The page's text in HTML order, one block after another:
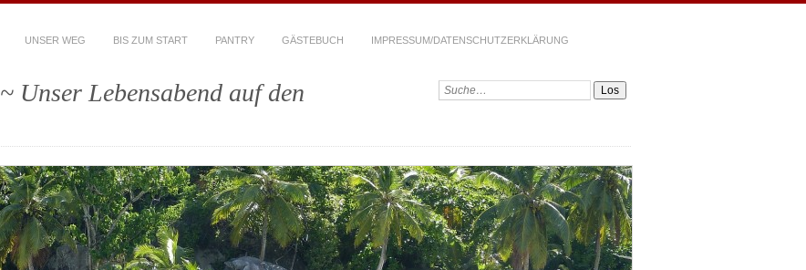
UNSER WEG BIS ZUM START PANTRY GÄSTEBUCH IMPRESSUM/DATENSCHUTZERKLÄRUNG
~ Unser Lebensabend auf den
Suchen: